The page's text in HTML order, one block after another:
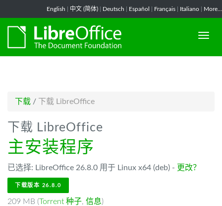
English 中文 (简体) Deutsch Español Français Italiano More...
下载 / 下载 LibreOffice
下载 LibreOffice
主安装程序
已选择: LibreOffice 26.8.0 用于 Linux x64 (deb) - 更改？
下载版本 26.8.0
209 MB (Torrent 种子, 信息)